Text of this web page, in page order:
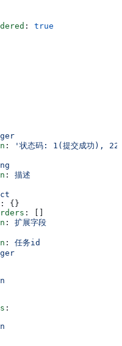
: true
:
'状态码: 1(提交成功),
: 描述
: {}
: []
: 扩展字段
: 任务id
: